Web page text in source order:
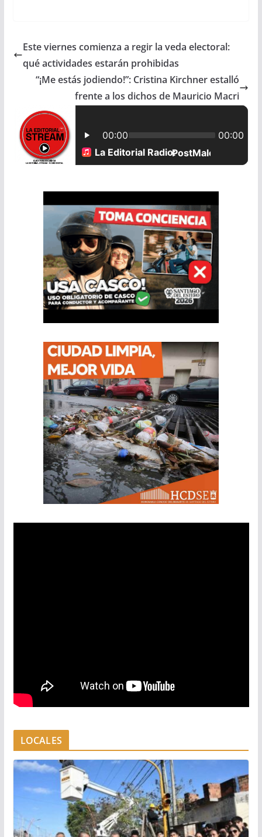
e
o
k
t
A
i
l
r
Este viernes comienza a regir la veda electoral:
qué actividades estarán prohibidas
“¡Me estás jodiendo!”: Cristina Kirchner estalló
frente a los dichos de Mauricio Macri
LOCALES